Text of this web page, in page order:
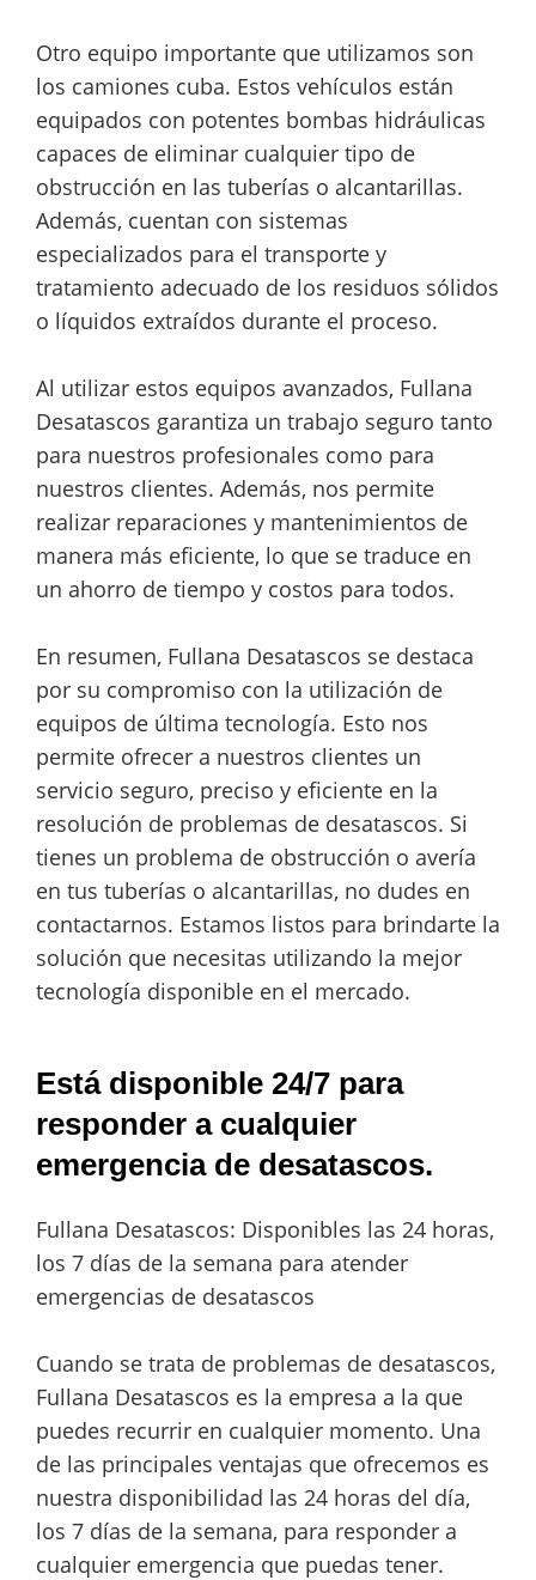
Otro equipo importante que utilizamos son
los camiones cuba. Estos vehículos están
equipados con potentes bombas hidráulicas
capaces de eliminar cualquier tipo de
obstrucción en las tuberías o alcantarillas.
Además, cuentan con sistemas
especializados para el transporte y
tratamiento adecuado de los residuos sólidos
o líquidos extraídos durante el proceso.
Al utilizar estos equipos avanzados, Fullana
Desatascos garantiza un trabajo seguro tanto
para nuestros profesionales como para
nuestros clientes. Además, nos permite
realizar reparaciones y mantenimientos de
manera más eficiente, lo que se traduce en
un ahorro de tiempo y costos para todos.
En resumen, Fullana Desatascos se destaca
por su compromiso con la utilización de
equipos de última tecnología. Esto nos
permite ofrecer a nuestros clientes un
servicio seguro, preciso y eficiente en la
resolución de problemas de desatascos. Si
tienes un problema de obstrucción o avería
en tus tuberías o alcantarillas, no dudes en
contactarnos. Estamos listos para brindarte la
solución que necesitas utilizando la mejor
tecnología disponible en el mercado.
Está disponible 24/7 para
responder a cualquier
emergencia de desatascos.
Fullana Desatascos: Disponibles las 24 horas,
los 7 días de la semana para atender
emergencias de desatascos
Cuando se trata de problemas de desatascos,
Fullana Desatascos es la empresa a la que
puedes recurrir en cualquier momento. Una
de las principales ventajas que ofrecemos es
nuestra disponibilidad las 24 horas del día,
los 7 días de la semana, para responder a
cualquier emergencia que puedas tener.